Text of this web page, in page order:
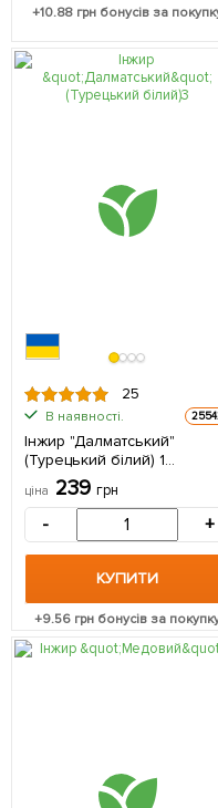
+10.88 грн бонусів за
25
В наявності.
Інжир "Далматський"
(Турецький білий) 1
саджанець в упаковці
ціна 239 грн
- +
КУПИТИ
+9.56 грн бонусів за